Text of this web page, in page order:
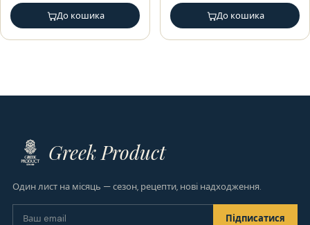
До кошика До кошика
Greek Product
Один лист на місяць — сезон, рецепти, нові надходження.